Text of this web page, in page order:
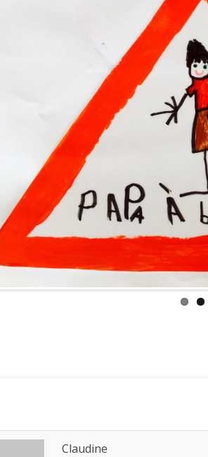
Claudine